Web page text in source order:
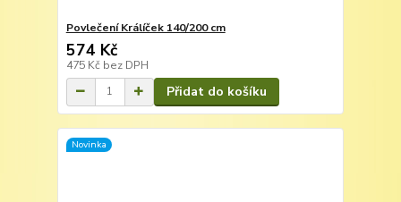
Povlečení Králíček 140/200 cm
574 Kč
475 Kč bez DPH
Přidat do košíku
Novinka